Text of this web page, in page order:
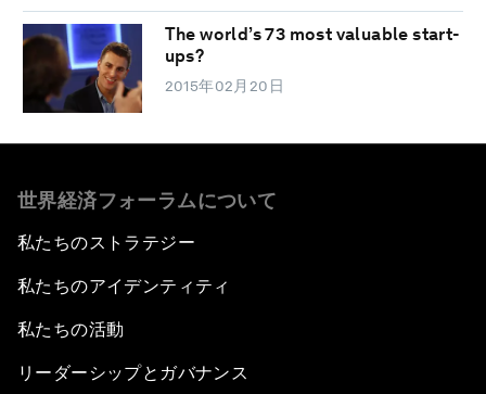
The world’s 73 most valuable start-
ups?
2015年02月20日
世界経済フォーラムについて
私たちのストラテジー
私たちのアイデンティティ
私たちの活動
リーダーシップとガバナンス